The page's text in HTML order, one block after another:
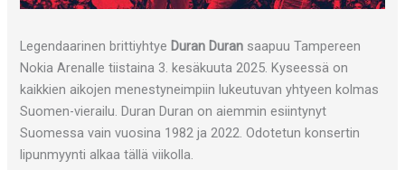
Legendaarinen brittiyhtye Duran Duran saapuu Tampereen
Nokia Arenalle tiistaina 3. kesäkuuta 2025. Kyseessä on
kaikkien aikojen menestyneimpiin lukeutuvan yhtyeen kolmas
Suomen-vierailu. Duran Duran on aiemmin esiintynyt
Suomessa vain vuosina 1982 ja 2022. Odotetun konsertin
lipunmyynti alkaa tällä viikolla.